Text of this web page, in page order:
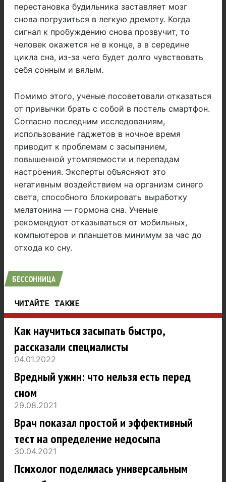
перестановка будильника заставляет мозг
снова погрузиться в легкую дремоту. Когда
сигнал к пробуждению снова прозвучит, то
человек окажется не в конце, а в середине
цикла сна, из-за чего будет долго чувствовать
себя сонным и вялым.
Помимо этого, ученые посоветовали отказаться
от привычки брать с собой в постель смартфон.
Согласно последним исследованиям,
использование гаджетов в ночное время
приводит к проблемам с засыпанием,
повышенной утомляемости и перепадам
настроения. Эксперты объясняют это
негативным воздействием на организм синего
света, способного блокировать выработку
мелатонина — гормона сна. Ученые
рекомендуют отказываться от мобильных,
компьютеров и планшетов минимум за час до
отхода ко сну.
БЕССОННИЦА
ЧИТАЙТЕ ТАКЖЕ
Как научиться засыпать быстро,
рассказали специалисты
04.01.2022
Вредный ужин: что нельзя есть перед
сном
29.08.2021
Врач показал простой и эффективный
тест на определение недосыпа
30.04.2021
Психолог поделилась универсальным